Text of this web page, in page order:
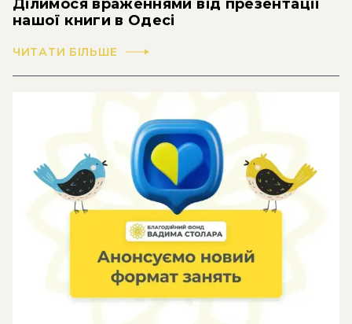
Ділимося враженнями від презентації
нашої книги в Одесі
ЧИТАТИ БІЛЬШЕ